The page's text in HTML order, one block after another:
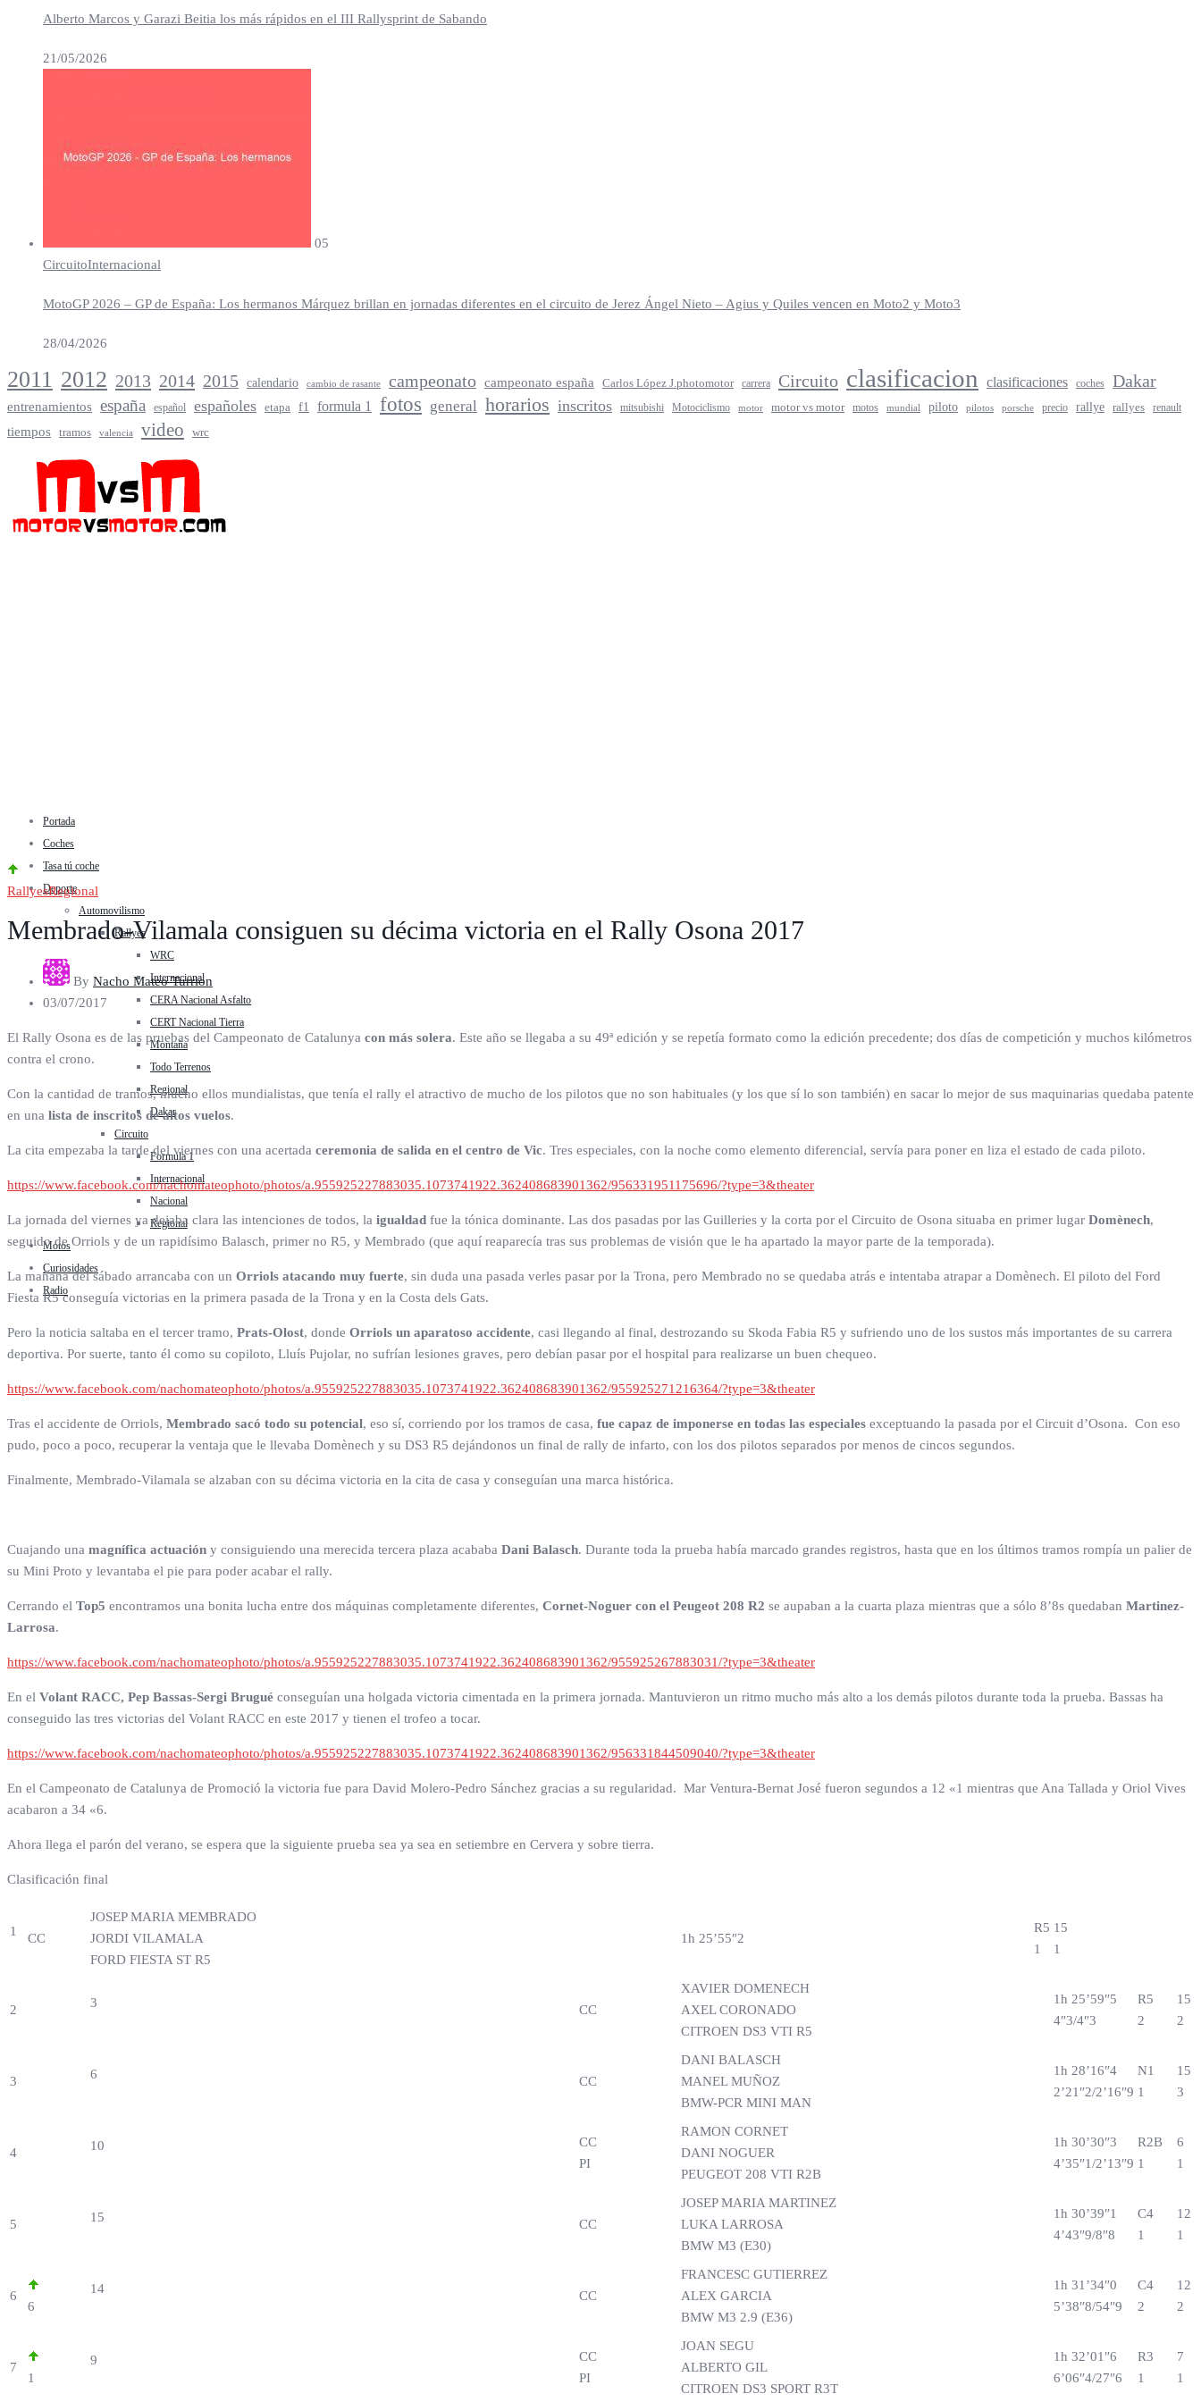
Alberto Marcos y Garazi Beitia los más rápidos en el III Rallysprint de Sabando
21/05/2026
05
CircuitoInternacional
MotoGP 2026 – GP de España: Los hermanos Márquez brillan en jornadas diferentes en el circuito de Jerez Ángel Nieto – Agius y Quiles vencen en Moto2 y Moto3
28/04/2026
2011 2012 2013 2014 2015 calendario cambio de rasante campeonato campeonato españa Carlos López J.photomotor carrera Circuito clasificacion clasificaciones coches Dakar
entrenamientos españa español españoles etapa f1 formula 1 fotos general horarios inscritos mitsubishi Motociclismo motor motor vs motor motos mundial piloto pilotos porsche precio rallye rallyes renault
tiempos tramos valencia video wrc
Portada
Coches
Tasa tú coche
Deporte
Automovilismo
Rallyes
WRC
Internacional
CERA Nacional Asfalto
CERT Nacional Tierra
Montaña
Todo Terrenos
Regional
Dakar
Circuito
Formula 1
Internacional
Nacional
Regional
Motos
Curiosidades
Radio
RallyesRegional
Membrado-Vilamala consiguen su décima victoria en el Rally Osona 2017
By Nacho Mateo Turrion
03/07/2017
El Rally Osona es de las pruebas del Campeonato de Catalunya con más solera. Este año se llegaba a su 49ª edición y se repetía formato como la edición precedente; dos días de competición y muchos kilómetros
contra el crono.
Con la cantidad de tramos, mucho ellos mundialistas, que tenía el rally el atractivo de mucho de los pilotos que no son habituales (y los que sí lo son también) en sacar lo mejor de sus maquinarias quedaba patente
en una lista de inscritos de altos vuelos.
La cita empezaba la tarde del viernes con una acertada ceremonia de salida en el centro de Vic. Tres especiales, con la noche como elemento diferencial, servía para poner en liza el estado de cada piloto.
https://www.facebook.com/nachomateophoto/photos/a.955925227883035.1073741922.362408683901362/956331951175696/?type=3&theater
La jornada del viernes ya dejaba clara las intenciones de todos, la igualdad fue la tónica dominante. Las dos pasadas por las Guilleries y la corta por el Circuito de Osona situaba en primer lugar Domènech,
seguido de Orriols y de un rapidísimo Balasch, primer no R5, y Membrado (que aquí reaparecía tras sus problemas de visión que le ha apartado la mayor parte de la temporada).
La mañana del sábado arrancaba con un Orriols atacando muy fuerte, sin duda una pasada verles pasar por la Trona, pero Membrado no se quedaba atrás e intentaba atrapar a Domènech. El piloto del Ford
Fiesta R5 conseguía victorias en la primera pasada de la Trona y en la Costa dels Gats.
Pero la noticia saltaba en el tercer tramo, Prats-Olost, donde Orriols un aparatoso accidente, casi llegando al final, destrozando su Skoda Fabia R5 y sufriendo uno de los sustos más importantes de su carrera
deportiva. Por suerte, tanto él como su copiloto, Lluís Pujolar, no sufrían lesiones graves, pero debían pasar por el hospital para realizarse un buen chequeo.
https://www.facebook.com/nachomateophoto/photos/a.955925227883035.1073741922.362408683901362/955925271216364/?type=3&theater
Tras el accidente de Orriols, Membrado sacó todo su potencial, eso sí, corriendo por los tramos de casa, fue capaz de imponerse en todas las especiales exceptuando la pasada por el Circuit d’Osona. Con eso
pudo, poco a poco, recuperar la ventaja que le llevaba Domènech y su DS3 R5 dejándonos un final de rally de infarto, con los dos pilotos separados por menos de cincos segundos.
Finalmente, Membrado-Vilamala se alzaban con su décima victoria en la cita de casa y conseguían una marca histórica.
Cuajando una magnífica actuación y consiguiendo una merecida tercera plaza acababa Dani Balasch. Durante toda la prueba había marcado grandes registros, hasta que en los últimos tramos rompía un palier de
su Mini Proto y levantaba el pie para poder acabar el rally.
Cerrando el Top5 encontramos una bonita lucha entre dos máquinas completamente diferentes, Cornet-Noguer con el Peugeot 208 R2 se aupaban a la cuarta plaza mientras que a sólo 8’8s quedaban Martinez-
Larrosa.
https://www.facebook.com/nachomateophoto/photos/a.955925227883035.1073741922.362408683901362/955925267883031/?type=3&theater
En el Volant RACC, Pep Bassas-Sergi Brugué conseguían una holgada victoria cimentada en la primera jornada. Mantuvieron un ritmo mucho más alto a los demás pilotos durante toda la prueba. Bassas ha
conseguido las tres victorias del Volant RACC en este 2017 y tienen el trofeo a tocar.
https://www.facebook.com/nachomateophoto/photos/a.955925227883035.1073741922.362408683901362/956331844509040/?type=3&theater
En el Campeonato de Catalunya de Promoció la victoria fue para David Molero-Pedro Sánchez gracias a su regularidad. Mar Ventura-Bernat José fueron segundos a 12 «1 mientras que Ana Tallada y Oriol Vives
acabaron a 34 «6.
Ahora llega el parón del verano, se espera que la siguiente prueba sea ya sea en setiembre en Cervera y sobre tierra.
Clasificación final
1 CC
JOSEP MARIA MEMBRADO
JORDI VILAMALA
FORD FIESTA ST R5
1h 25’55″2
R5
1
15
1
2 3 CC
XAVIER DOMENECH
AXEL CORONADO
CITROEN DS3 VTI R5
1h 25’59″5
4″3/4″3
R5
2
15
2
3 6 CC
DANI BALASCH
MANEL MUÑOZ
BMW-PCR MINI MAN
1h 28’16″4
2’21″2/2’16″9
N1
1
15
3
4 10
CC
PI
RAMON CORNET
DANI NOGUER
PEUGEOT 208 VTI R2B
1h 30’30″3
4’35″1/2’13″9
R2B
1
6
1
5 15 CC
JOSEP MARIA MARTINEZ
LUKA LARROSA
BMW M3 (E30)
1h 30’39″1
4’43″9/8″8
C4
1
12
1
6
6
14 CC
FRANCESC GUTIERREZ
ALEX GARCIA
BMW M3 2.9 (E36)
1h 31’34″0
5’38″8/54″9
C4
2
12
2
7
1
9
CC
PI
JOAN SEGU
ALBERTO GIL
CITROEN DS3 SPORT R3T
1h 32’01″6
6’06″4/27″6
R3
1
7
1